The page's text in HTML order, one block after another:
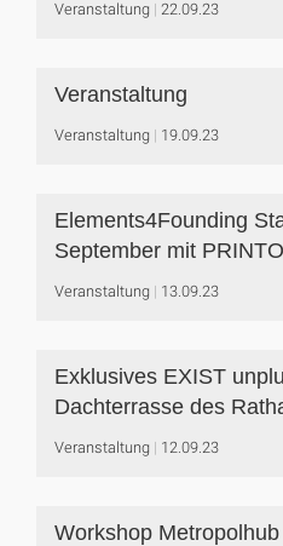
Veranstaltung 22.09.23
Veranstaltung
Veranstaltung 19.09.23
Elements4Founding
September mit
Veranstaltung 13.09.23
Exklusives EXIST
Dachterrasse des
Veranstaltung 12.09.23
Workshop